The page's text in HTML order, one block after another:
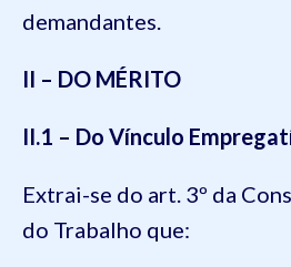
demandantes.
II – DO MÉRITO
II.1 – Do Vínculo
Extrai-se do art. 3º da
do Trabalho que: